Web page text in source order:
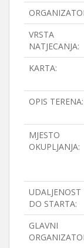
VRSTA
NATJECANJA:
KARTA:
OPIS TERENA:
MJESTO
OKUPLJANJA:
UDALJENOST
DO STARTA:
GLAVNI